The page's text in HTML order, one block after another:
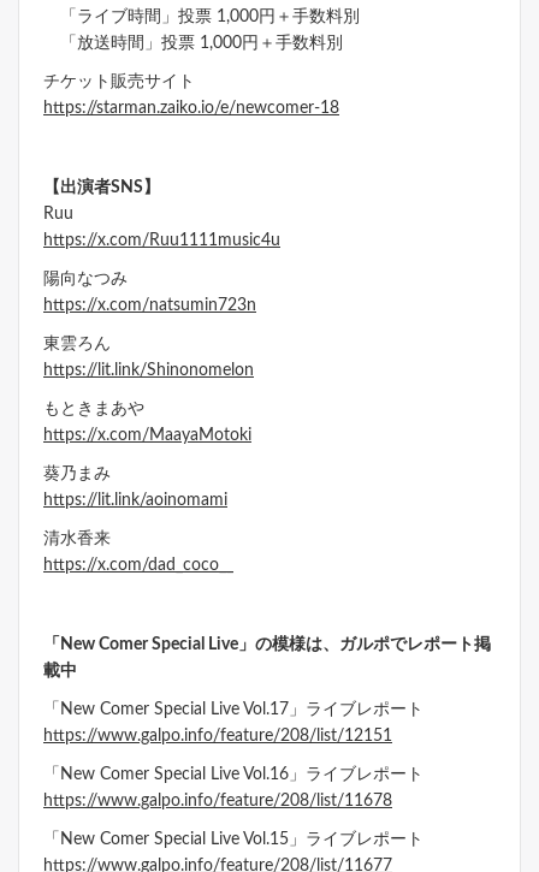
「ライブ時間」投票 1,000円＋手数料別
「放送時間」投票 1,000円＋手数料別
チケット販売サイト
https://starman.zaiko.io/e/newcomer-18
【出演者SNS】
Ruu
https://x.com/Ruu1111music4u
陽向なつみ
https://x.com/natsumin723n
東雲ろん
https://lit.link/Shinonomelon
もときまあや
https://x.com/MaayaMotoki
葵乃まみ
https://lit.link/aoinomami
清水香来
https://x.com/dad_coco__
「New Comer Special Live」の模様は、ガルポでレポート掲
載中
「New Comer Special Live Vol.17」ライブレポート
https://www.galpo.info/feature/208/list/12151
「New Comer Special Live Vol.16」ライブレポート
https://www.galpo.info/feature/208/list/11678
「New Comer Special Live Vol.15」ライブレポート
https://www.galpo.info/feature/208/list/11677